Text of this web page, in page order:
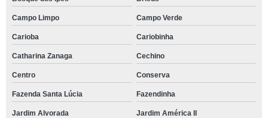
Campo Limpo Campo Verde
Carioba Cariobinha
Catharina Zanaga Cechino
Centro Conserva
Fazenda Santa Lúcia Fazendinha
Jardim Alvorada Jardim América II